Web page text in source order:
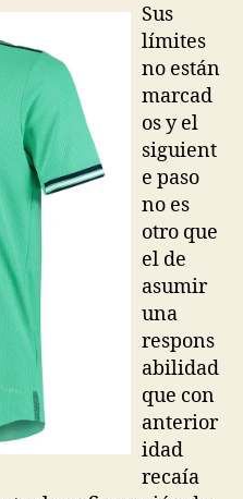
Sus
límites
no están
marcad
os y el
siguient
e paso
no es
otro que
el de
asumir
una
respons
abilidad
que con
anterior
idad
recaía